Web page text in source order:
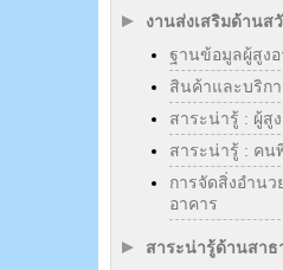
งานส่งเสริมด้านส
ฐานข้อมูลผู้สูง
สินค้าและบริก
สาระน่ารู้ : ผู้สู
สาระน่ารู้ : คน
การจัดสิ่งอำน
อาคาร
สาระน่ารู้ด้านสา